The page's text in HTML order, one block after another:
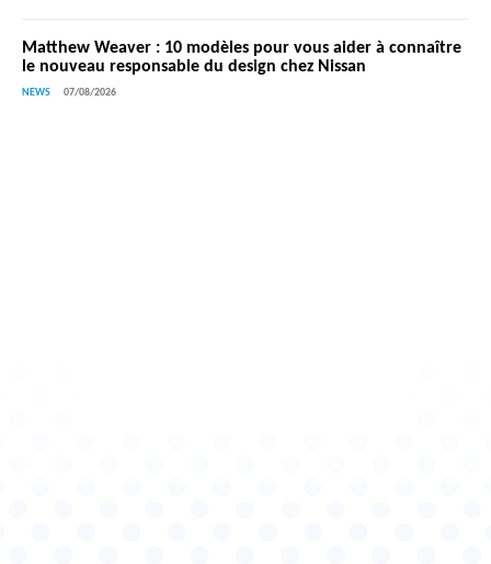
Matthew Weaver : 10 modèles pour vous aider à connaître
le nouveau responsable du design chez Nissan
NEWS 07/08/2026